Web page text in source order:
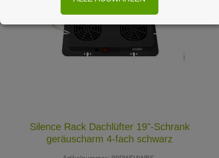
Silence Rack Dachlüfter 19"-Schrank
geräuscharm 4-fach schwarz